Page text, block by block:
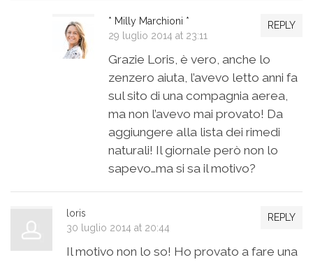
REPLY
* Milly Marchioni *
29 luglio 2014 at 23:11
Grazie Loris, è vero, anche lo
zenzero aiuta, l’avevo letto anni fa
sul sito di una compagnia aerea,
ma non l’avevo mai provato! Da
aggiungere alla lista dei rimedi
naturali! Il giornale però non lo
sapevo…ma si sa il motivo?
REPLY
loris
30 luglio 2014 at 20:44
Il motivo non lo so! Ho provato a fare una